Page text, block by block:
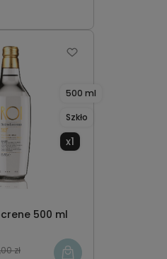
500 ml
500 ml
Szkło
x1
zł